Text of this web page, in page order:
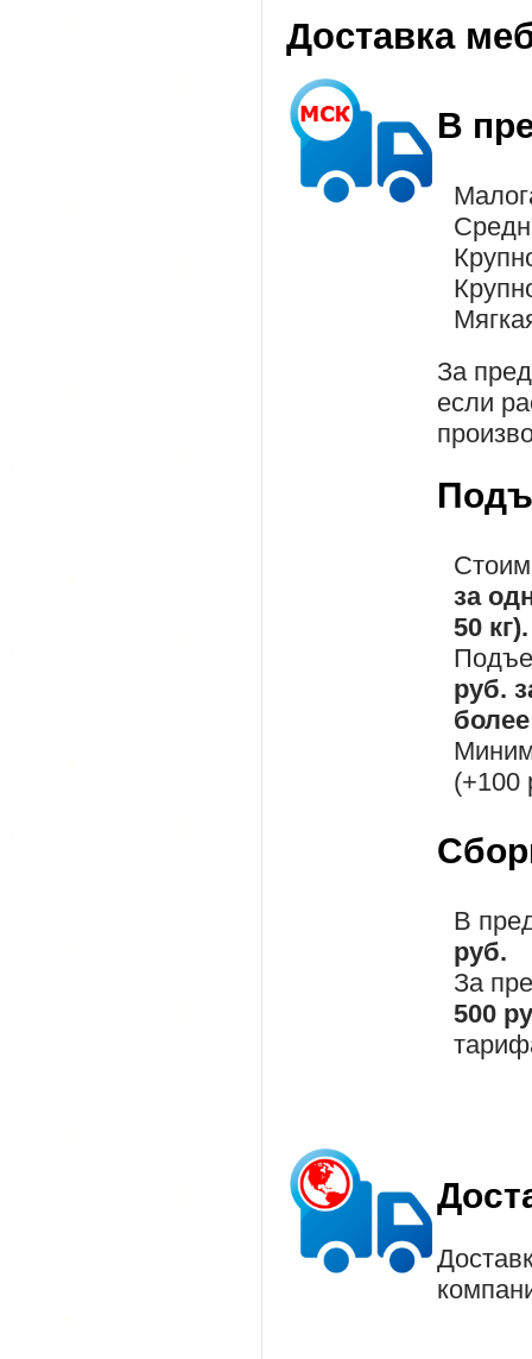
Доставка
В
За
если
за
50 кг).
руб.
более
(+100
В
руб.
За
500